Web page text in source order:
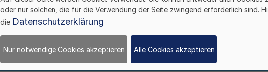
In Kraft Seit 01. April 2008 Gesetz
Verordnung über Beihilfen in Geburts-
Todesfällen (Beihilfenverordnung NRW
oder nur solchen, die für die Verwendung der Seite zwingend erforderlich sind.
die Datenschutzerklärung
Nur notwendige Cookies akzeptieren Alle Cookies akzeptieren